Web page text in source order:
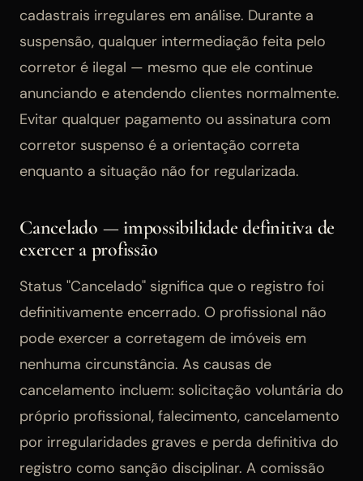
cadastrais irregulares em análise. Durante a
suspensão, qualquer intermediação feita pelo
corretor é ilegal — mesmo que ele continue
anunciando e atendendo clientes normalmente.
Evitar qualquer pagamento ou assinatura com
corretor suspenso é a orientação correta
enquanto a situação não for regularizada.
Cancelado — impossibilidade definitiva de
exercer a profissão
Status "Cancelado" significa que o registro foi
definitivamente encerrado. O profissional não
pode exercer a corretagem de imóveis em
nenhuma circunstância. As causas de
cancelamento incluem: solicitação voluntária do
próprio profissional, falecimento, cancelamento
por irregularidades graves e perda definitiva do
registro como sanção disciplinar. A comissão